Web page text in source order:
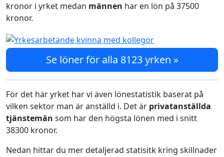
kronor i yrket medan männen har en lön på 37500
kronor.
Se löner för alla 8123 yrken »
För det här yrket har vi även lönestatistik baserat på
vilken sektor man är anställd i. Det är privatanställda
tjänstemän som har den högsta lönen med i snitt
38300 kronor.
Nedan hittar du mer detaljerad statisitk kring skillnader